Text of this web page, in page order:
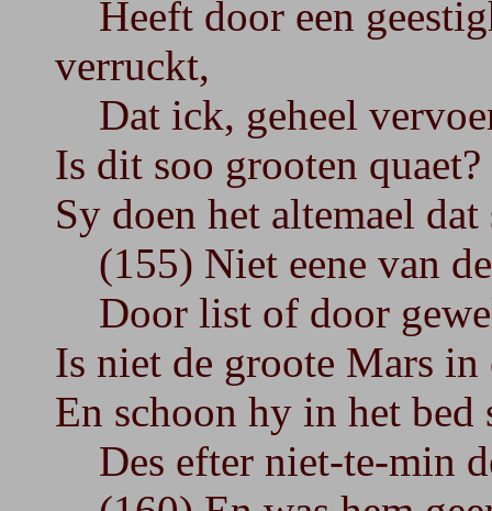
Heeft door een
verruckt,
Dat ick, geheel
Is dit soo grooten
Sy doen het altemael
(155) Niet eene van
Door list of door
Is niet de groote Mars in
En schoon hy in het bed
Des efter niet-te-min